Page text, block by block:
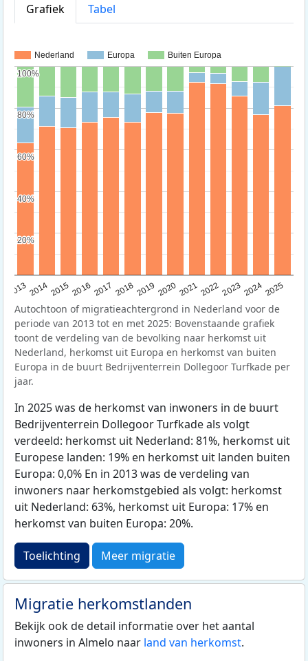
Grafiek
Tabel
Nederland Europa Buiten Europa
20132014201520162017 20182019 202020212022202320242025
20%
20%
40%
40%
60%
60%
80%
80%
100%
100%
Autochtoon of migratieachtergrond in Nederland voor de
periode van 2013 tot en met 2025: Bovenstaande grafiek
toont de verdeling van de bevolking naar herkomst uit
Nederland, herkomst uit Europa en herkomst van buiten
Europa in de buurt Bedrijventerrein Dollegoor Turfkade per
jaar.
In 2025 was de herkomst van inwoners in de buurt
Bedrijventerrein Dollegoor Turfkade als volgt
verdeeld: herkomst uit Nederland: 81%, herkomst uit
Europese landen: 19% en herkomst uit landen buiten
Europa: 0,0% En in 2013 was de verdeling van
inwoners naar herkomstgebied als volgt: herkomst
uit Nederland: 63%, herkomst uit Europa: 17% en
herkomst van buiten Europa: 20%.
Toelichting Meer migratie
Migratie herkomstlanden
Bekijk ook de detail informatie over het aantal
inwoners in Almelo naar land van herkomst.